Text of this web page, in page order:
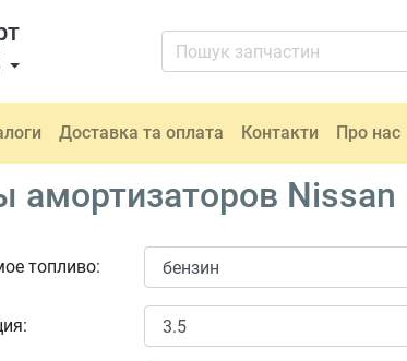
Доставка та оплата Контакти Про нас
амортизаторов Nissan
топливо: